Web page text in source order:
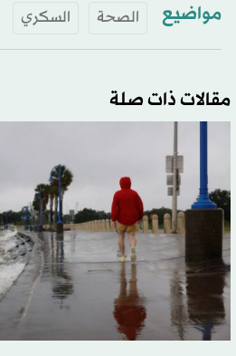
مواضيع الصحة السكري
مقالات ذات صلة